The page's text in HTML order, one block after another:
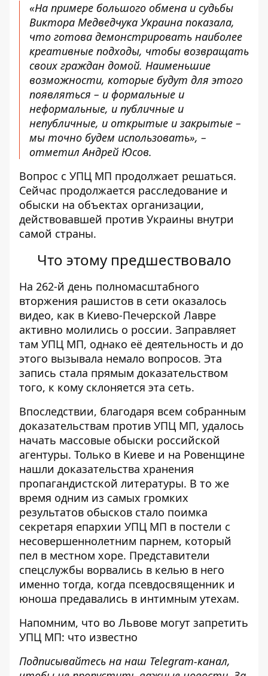
«На примере большого обмена и судьбы
Виктора Медведчука Украина показала,
что готова демонстрировать наиболее
креативные подходы, чтобы возвращать
своих граждан домой. Наименьшие
возможности, которые будут для этого
появляться – и формальные и
неформальные, и публичные и
непубличные, и открытые и закрытые –
мы точно будем использовать», –
отметил Андрей Юсов.
Вопрос с УПЦ МП продолжает решаться.
Сейчас продолжается расследование и
обыски на объектах организации,
действовавшей против Украины внутри
самой страны.
Что этому предшествовало
На 262-й день полномасштабного
вторжения рашистов в сети оказалось
видео, как в Киево-Печерской Лавре
активно молились о россии. Заправляет
там УПЦ МП, однако её деятельность и до
этого вызывала немало вопросов. Эта
запись стала прямым доказательством
того, к кому склоняется эта сеть.
Впоследствии, благодаря всем собранным
доказательствам против УПЦ МП, удалось
начать массовые обыски российской
агентуры. Только в Киеве и на Ровенщине
нашли доказательства хранения
пропагандистской литературы. В то же
время одним из самых громких
результатов обысков стало поимка
секретаря епархии УПЦ МП в постели с
несовершеннолетним парнем, который
пел в местном хоре. Представители
спецслужбы ворвались в келью в него
именно тогда, когда псевдосвященник и
юноша предавались в интимным утехам.
Напомним, что во Львове могут запретить
УПЦ МП: что известно
Подписывайтесь на наш Telegram-канал,